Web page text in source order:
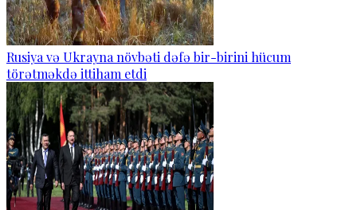
Rusiya və Ukrayna növbəti dəfə bir-birini hücum
törətməkdə ittiham etdi